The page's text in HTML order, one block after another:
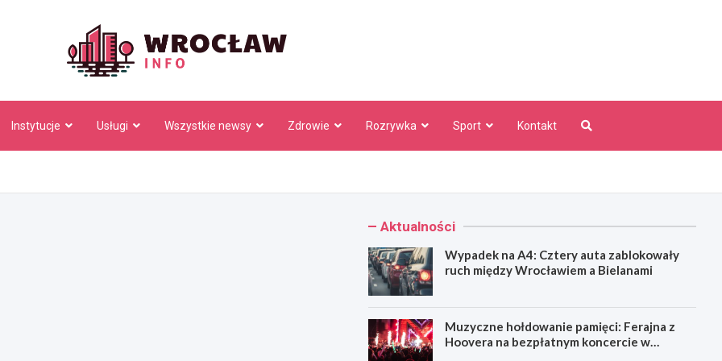
Instytucje Usługi Wszystkie newsy Zdrowie Rozrywka Sport Kontakt
Aktualności
Wypadek na A4: Cztery auta zablokowały
ruch między Wrocławiem a Bielanami
Muzyczne hołdowanie pamięci: Ferajna z
Hoovera na bezpłatnym koncercie w